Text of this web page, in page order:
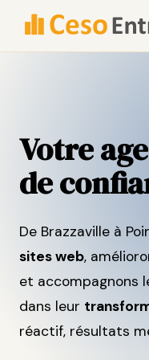
Votre
de
De Brazzaville à
sites web,
et accompagnons
dans leur
réactif, résultats